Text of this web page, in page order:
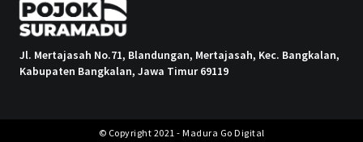
Jl. Mertajasah No.71, Blandungan, Mertajasah, Kec. Bangkalan,
Kabupaten Bangkalan, Jawa Timur 69119
© Copyright 2021 - Madura Go Digital